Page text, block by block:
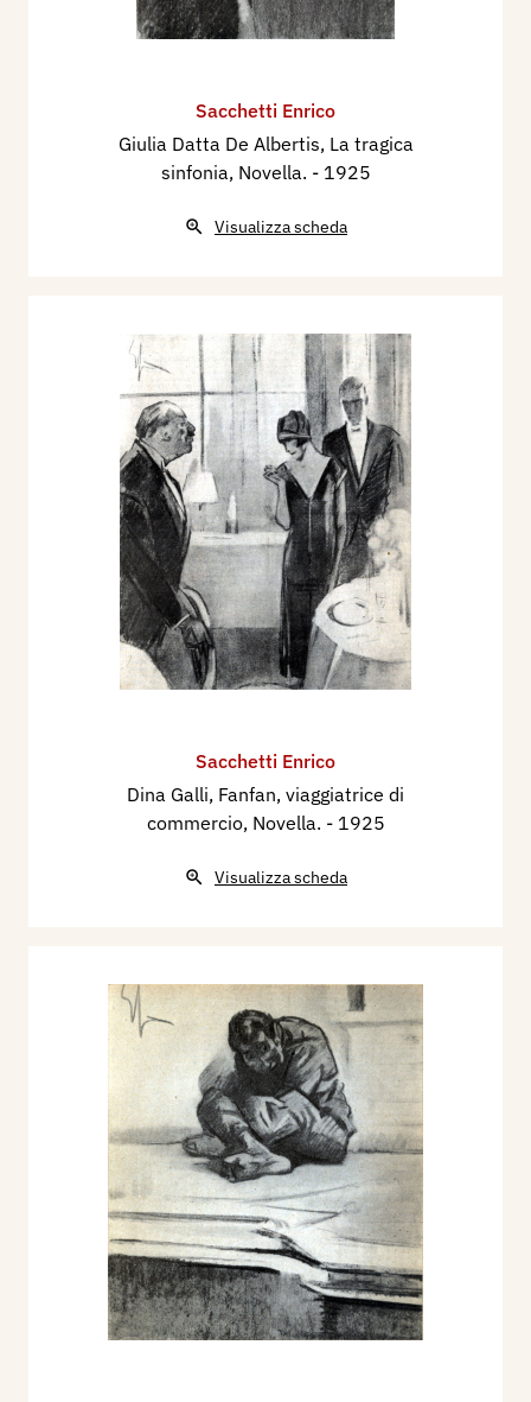
Sacchetti Enrico
Giulia Datta De Albertis, La tragica
sinfonia, Novella. - 1925
Visualizza scheda
Sacchetti Enrico
Dina Galli, Fanfan, viaggiatrice di
commercio, Novella. - 1925
Visualizza scheda